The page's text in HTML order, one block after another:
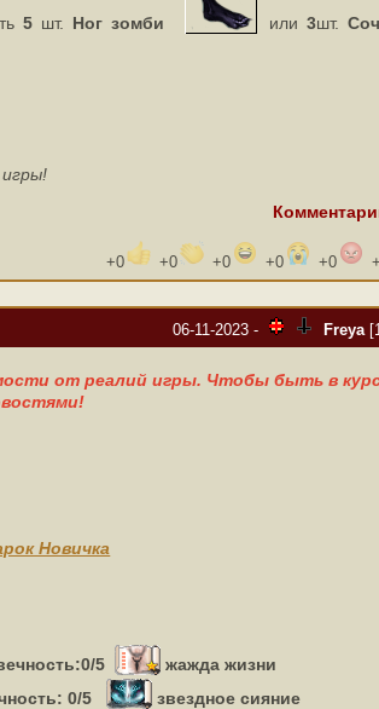
5 шт. Ног зомби или 3шт.
+0 +0 +0 +0 +0 +
06-11-2023 - Freya
от реалий игры. Чтобы быть в
Новичка
5
жажда жизни
0/5
звездное сияние